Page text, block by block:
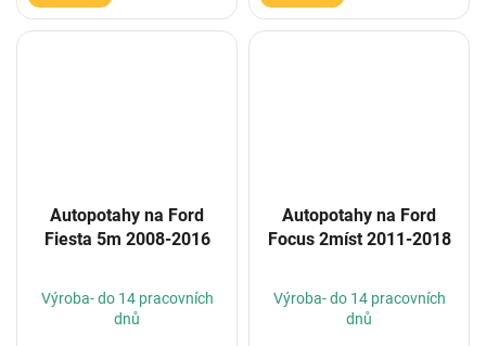
Autopotahy na Ford
Fiesta 5m 2008-2016
Výroba- do 14 pracovních
dnů
Autopotahy na Ford
Focus 2míst 2011-2018
Výroba- do 14 pracovních
dnů